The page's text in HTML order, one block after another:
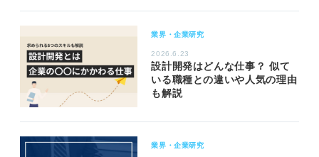
業界・企業研究
2026.6.23
設計開発はどんな仕事？ 似て
いる職種との違いや人気の理由
も解説
業界・企業研究